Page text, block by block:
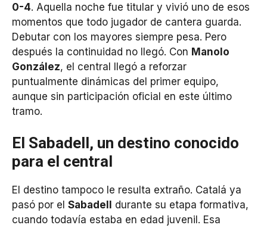
0-4. Aquella noche fue titular y vivió uno de esos
momentos que todo jugador de cantera guarda.
Debutar con los mayores siempre pesa. Pero
después la continuidad no llegó. Con Manolo
González, el central llegó a reforzar
puntualmente dinámicas del primer equipo,
aunque sin participación oficial en este último
tramo.
El Sabadell, un destino conocido
para el central
El destino tampoco le resulta extraño. Catalá ya
pasó por el Sabadell
durante su etapa formativa,
cuando todavía estaba en edad juvenil. Esa